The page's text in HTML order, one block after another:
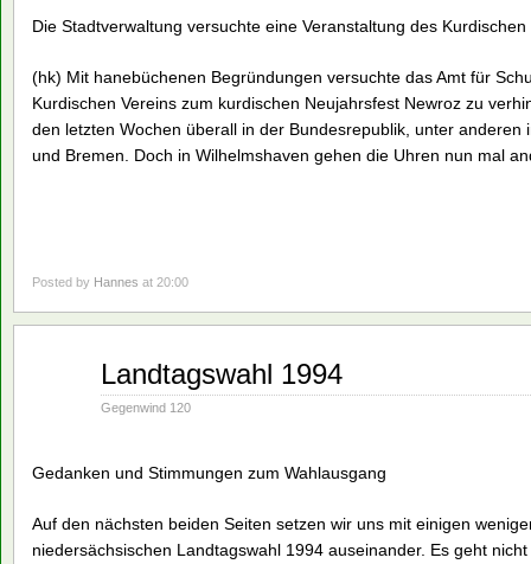
Die Stadtverwaltung versuchte eine Veranstaltung des
(hk) Mit hanebüchenen Begründungen versuchte das Amt für
Kurdischen Vereins zum kurdischen Neujahrsfest Newroz zu
den letzten Wochen überall in der Bundesrepublik, unter anderen
und Bremen. Doch in Wilhelmshaven gehen die Uhren nun mal
Posted by Hannes at 20:00
Landtagswahl 1994
Gegenwind 120
Gedanken und Stimmungen zum Wahlausgang
Auf den nächsten beiden Seiten setzen wir uns mit einigen
niedersächsischen Landtagswahl 1994 auseinander. Es geht